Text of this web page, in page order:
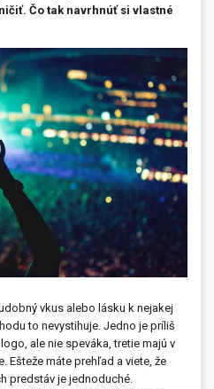
auta
napíšte nám
faxcopy@faxcopy.sk
Produkty
Blog
profil
Čo tak navrhnúť si vlastné
vkus alebo lásku k nejakej
to nevystihuje. Jedno je príliš
ale nie speváka, tretie majú v
Ešteže máte prehľad a viete, že
predstáv je jednoduché.